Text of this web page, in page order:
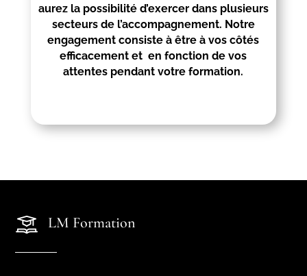
aurez la possibilité d’exercer dans plusieurs
secteurs de l’accompagnement. Notre
engagement consiste à être à vos côtés
efficacement et en fonction de vos
attentes pendant votre formation.
LM Formation